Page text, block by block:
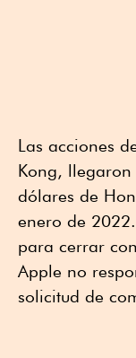
Las acciones
Kong,
dólares de
enero de
para cerrar
Apple no
solicitud de